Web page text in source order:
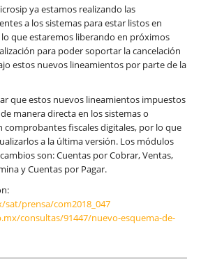
ya estamos realizando las
a los sistemas para estar listos en
que estaremos liberando en próximos
para poder soportar la cancelación
estos nuevos lineamientos por parte de la
que estos nuevos lineamientos impuestos
manera directa en los sistemas o
comprobantes fiscales digitales, por lo que
a la última versión. Los módulos
son: Cuentas por Cobrar, Ventas,
y Cuentas por Pagar.
prensa/com2018_047
consultas/91447/nuevo-esquema-de-